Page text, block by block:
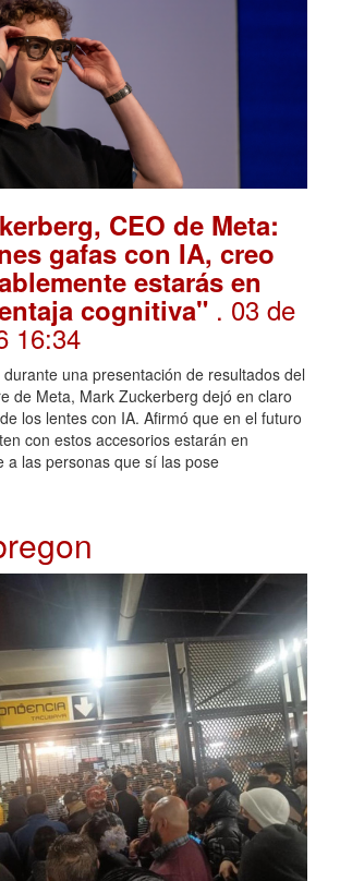
CEO de Meta:
gafas con IA, creo
estarás en
cognitiva" . 03 de
16:34
una presentación de resultados del
de Meta, Mark Zuckerberg dejó en claro
los lentes con IA. Afirmó que en el futuro
con estos accesorios estarán en
a las personas que sí las pose